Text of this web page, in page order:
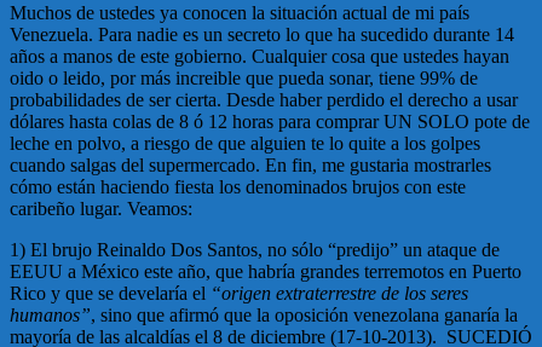
Muchos de ustedes ya conocen la situación actual de mi país
Venezuela. Para nadie es un secreto lo que ha sucedido durante 14
años a manos de este gobierno. Cualquier cosa que ustedes hayan
oido o leido, por más increible que pueda sonar, tiene 99% de
probabilidades de ser cierta. Desde haber perdido el derecho a usar
dólares hasta colas de 8 ó 12 horas para comprar UN SOLO pote de
leche en polvo, a riesgo de que alguien te lo quite a los golpes
cuando salgas del supermercado. En fin, me gustaria mostrarles
cómo están haciendo fiesta los denominados brujos con este
caribeño lugar. Veamos:
1) El brujo Reinaldo Dos Santos, no sólo “predijo” un ataque de
EEUU a México este año, que habría grandes terremotos en Puerto
Rico y que se develaría el “origen extraterrestre de los seres
humanos”, sino que afirmó que la oposición venezolana ganaría la
mayoría de las alcaldías el 8 de diciembre (17-10-2013). SUCEDIÓ